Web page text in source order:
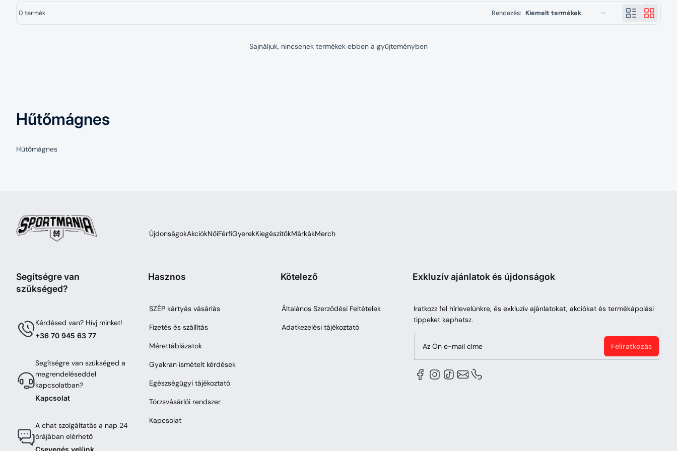
0 termék Rendezés: Kiemelt termékek
Sajnáljuk, nincsenek termékek ebben a gyűjteményben
Hűtőmágnes
Hűtőmágnes
ÚjdonságokAkciókNőiFérfiGyerekKiegészítőkMárkákMerch
Segítségre van
szükséged?
Kérdésed van? Hívj minket!
+36 70 945 63 77
Segítségre van szükséged a
megrendeléseddel
kapcsolatban?
Kapcsolat
A chat szolgáltatás a nap 24
órájában elérhető
Csevegés velünk
Hasznos
SZÉP kártyás vásárlás
Fizetés és szállítás
Mérettáblázatok
Gyakran ismételt kérdések
Egészségügyi tájékoztató
Törzsvásárlói rendszer
Kapcsolat
Kötelező
Általános Szerződési Feltételek
Adatkezelési tájékoztató
Exkluzív ajánlatok és újdonságok
Iratkozz fel hírlevelünkre, és exkluzív ajánlatokat, akciókat és termékápolási
tippeket kaphatsz.
Az Ön e-mail címe Feliratkozás